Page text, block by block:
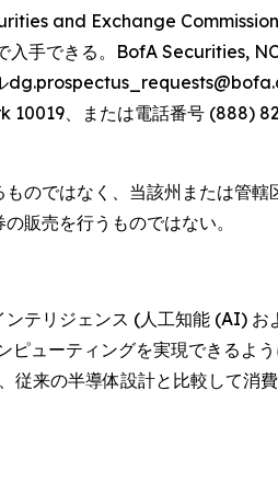
and Exchange
入手できる。BofA Securities,
、または電話番号 (888)
のではなく、当該州または管
販売を行うものではない。
テリジェンス (人工知能 (AI)
ューティングを実現できるよ
来の半導体設計と比較して消